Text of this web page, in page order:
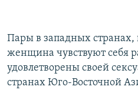
Пары в западных
женщина чувствуют себя
удовлетворены своей
странах Юго-Восточной